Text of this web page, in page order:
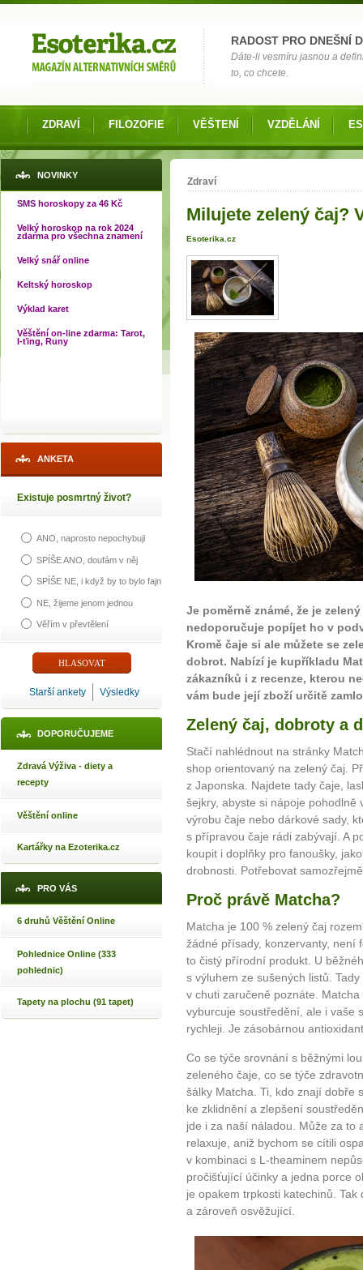
RADOST PRO DNEŠNÍ
Dáte-li vesmíru jasnou a
to, co chcete.
ZDRAVÍ FILOZOFIE VĚŠTENÍ VZDĚLÁNÍ
NOVINKY
SMS horoskopy za 46 Kč
Velký horoskop na rok 2024
zdarma pro všechna znamení
Velký snář online
Keltský horoskop
Výklad karet
Věštění on-line zdarma: Tarot,
I-ťing, Runy
ANKETA
Existuje posmrtný život?
ANO, naprosto nepochybuji
SPÍŠE ANO, doufám v něj
SPÍŠE NE, i když by to bylo fajn
NE, žijeme jenom jednou
Věřím v převtělení
Starší ankety Výsledky
DOPORUČUJEME
Zdravá Výživa - diety a
recepty
Věštění online
Kartářky na Ezoterika.cz
PRO VÁS
6 druhů Věštění Online
Pohlednice Online (333
pohlednic)
Tapety na plochu (91 tapet)
Jste zde
Zdraví
Milujete zelený čaj?
Esoterika.cz
Je poměrně známé, že je
nedoporučuje popíjet ho v
Kromě čaje si ale můžete se
dobrot. Nabízí je kupříkladu
zákazníků i z recenze, kterou
vám bude její zboží určitě
Zelený čaj, dobroty a
Stačí nahlédnout na stránky
shop orientovaný na zelený čaj.
z Japonska. Najdete tady čaje,
šejkry, abyste si nápoje
výrobu čaje nebo dárkové sady,
s přípravou čaje rádi zabývají. A
koupit i doplňky pro fanoušky,
drobnosti. Potřebovat
Proč právě Matcha?
Matcha je 100 % zelený čaj
žádné přísady, konzervanty, není
to čistý přírodní produkt. U
s výluhem ze sušených listů.
v chuti zaručeně poznáte.
vyburcuje soustředění, ale i vaše
rychleji. Je zásobárnou
Co se týče srovnání s běžnými
zeleného čaje, co se týče
šálky Matcha. Ti, kdo znají dobře
ke zklidnění a zlepšení
jde i za naší náladou. Může za to
relaxuje, aniž bychom se cítili
v kombinaci s L-theaminem
pročišťující účinky a jedna porce
je opakem trpkosti katechinů.
a zároveň osvěžující.